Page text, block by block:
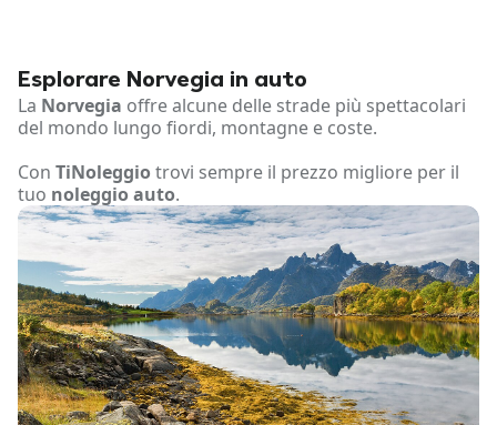
Esplorare Norvegia in auto
La Norvegia offre alcune delle strade più spettacolari
del mondo lungo fiordi, montagne e coste.
Con TiNoleggiotrovi sempre il prezzo migliore per il
tuo noleggio auto.